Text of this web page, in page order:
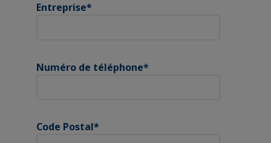
Entreprise*
Numéro de téléphone*
Code Postal*